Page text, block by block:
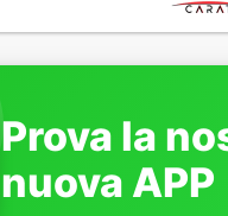
Prova la
nuova APP